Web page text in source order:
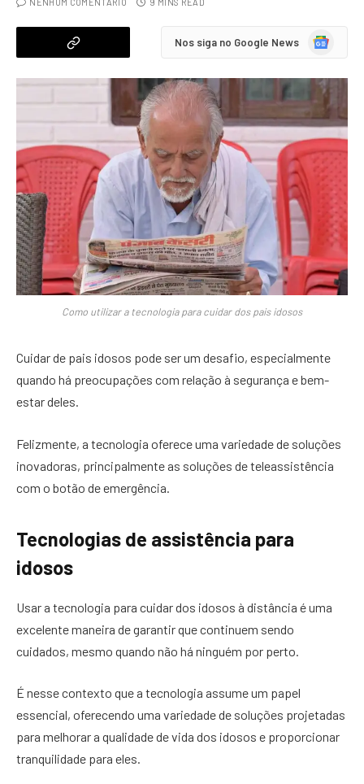
NENHUM COMENTÁRIO
9 MINS READ
Nos siga no Google News
Google
Como utilizar a tecnologia para cuidar dos pais idosos
Cuidar de pais idosos pode ser um desafio, especialmente
quando há preocupações com relação à segurança e bem-
estar deles.
Felizmente, a tecnologia oferece uma variedade de soluções
inovadoras, principalmente as soluções de teleassistência
com o botão de emergência.
Tecnologias de assistência para
idosos
Usar a tecnologia para cuidar dos idosos à distância é uma
excelente maneira de garantir que continuem sendo
cuidados, mesmo quando não há ninguém por perto.
É nesse contexto que a tecnologia assume um papel
essencial, oferecendo uma variedade de soluções projetadas
para melhorar a qualidade de vida dos idosos e proporcionar
tranquilidade para eles.